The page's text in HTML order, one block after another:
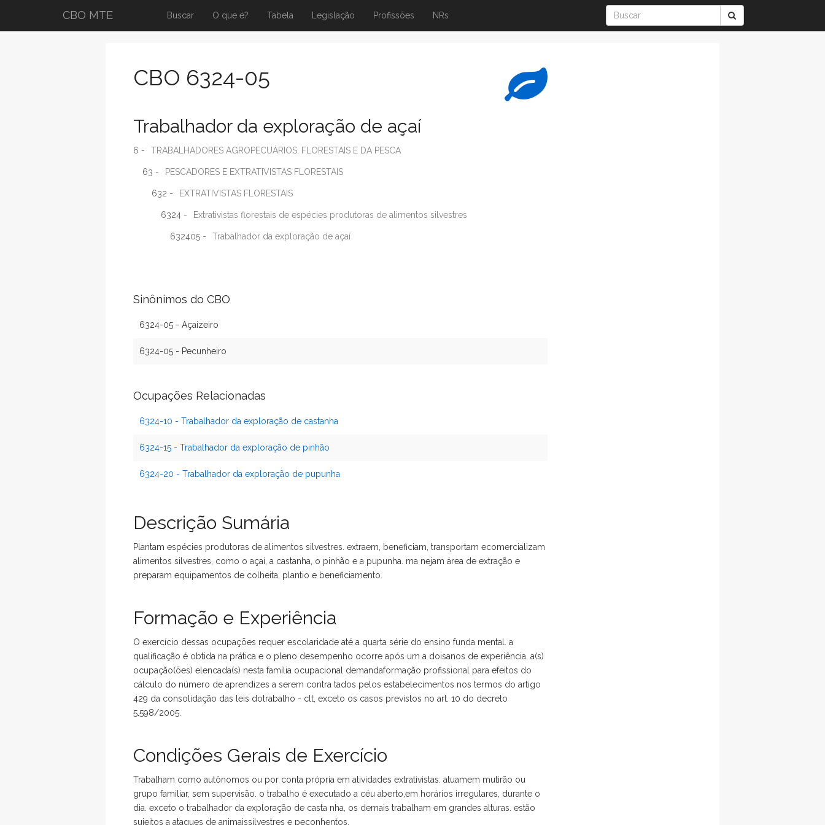
CBO MTE Buscar O que é? Tabela Legislação Profissões NRs
CBO 6324-05
Trabalhador da exploração de açaí
6 - TRABALHADORES AGROPECUÁRIOS, FLORESTAIS E DA PESCA
63 - PESCADORES E EXTRATIVISTAS FLORESTAIS
632 - EXTRATIVISTAS FLORESTAIS
6324 - Extrativistas florestais de espécies produtoras de alimentos silvestres
632405 - Trabalhador da exploração de açaí
Sinônimos do CBO
6324-05 - Açaizeiro
6324-05 - Pecunheiro
Ocupações Relacionadas
6324-10 - Trabalhador da exploração de castanha
6324-15 - Trabalhador da exploração de pinhão
6324-20 - Trabalhador da exploração de pupunha
Descrição Sumária
Plantam espécies produtoras de alimentos silvestres. extraem, beneficiam, transportam ecomercializam
alimentos silvestres, como o açaí, a castanha, o pinhão e a pupunha. ma nejam área de extração e
preparam equipamentos de colheita, plantio e beneficiamento.
Formação e Experiência
O exercício dessas ocupações requer escolaridade até a quarta série do ensino funda mental. a
qualificação é obtida na prática e o pleno desempenho ocorre após um a doisanos de experiência. a(s)
ocupação(ões) elencada(s) nesta família ocupacional demandaformação profissional para efeitos do
cálculo do número de aprendizes a serem contra tados pelos estabelecimentos nos termos do artigo
429 da consolidação das leis dotrabalho - clt, exceto os casos previstos no art. 10 do decreto
5.598/2005.
Condições Gerais de Exercício
Trabalham como autônomos ou por conta própria em atividades extrativistas. atuamem mutirão ou
grupo familiar, sem supervisão. o trabalho é executado a céu aberto,em horários irregulares, durante o
dia. exceto o trabalhador da exploração de casta nha, os demais trabalham em grandes alturas. estão
sujeitos a ataques de animaissilvestres e peçonhentos.